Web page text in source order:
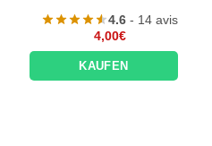
4.6 - 14 avis
4,00€
KAUFEN